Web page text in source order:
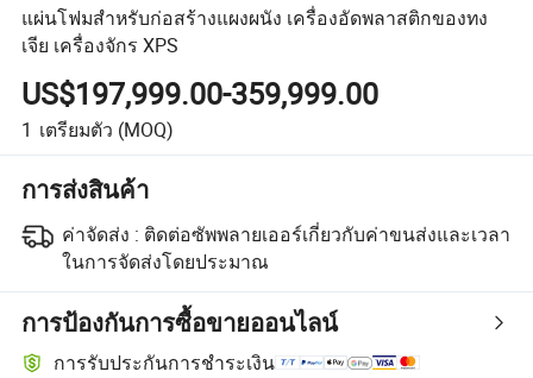
แผ่นโฟมสำหรับก่อสร้างแผงผนัง เครื่องอัดพลาสติกของทง
เจีย เครื่องจักร XPS
US$197,999.00-359,999.00
1 เตรียมตัว (MOQ)
การส่งสินค้า
ค่าจัดส่ง : ติดต่อซัพพลายเออร์เกี่ยวกับค่าขนส่งและเวลา
ในการจัดส่งโดยประมาณ
การป้องกันการซื้อขายออนไลน์
การรับประกันการชำระเงิน